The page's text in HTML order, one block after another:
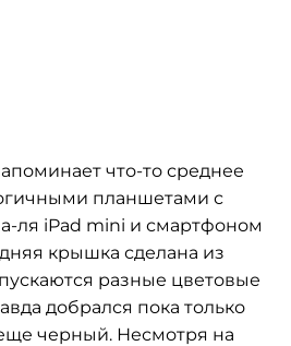
что-то среднее
планшетами с
ля iPad mini и смартфоном
крышка сделана из
разные цветовые
добрался пока только
черный. Несмотря на